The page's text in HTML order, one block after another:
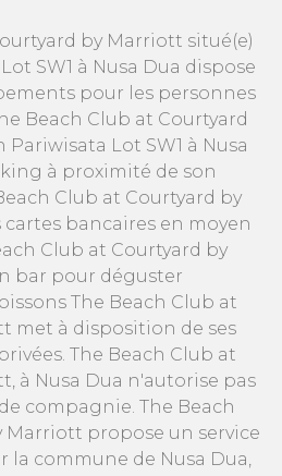
by Marriott situé(e)
SW1 à Nusa Dua dispose
pour les personnes
Beach Club at Courtyard
Lot SW1 à Nusa
à proximité de son
Club at Courtyard by
bancaires en moyen
Club at Courtyard by
bar pour déguster
The Beach Club at
met à disposition de ses
The Beach Club at
à Nusa Dua n'autorise pas
compagnie. The Beach
Marriott propose un service
la commune de Nusa Dua,